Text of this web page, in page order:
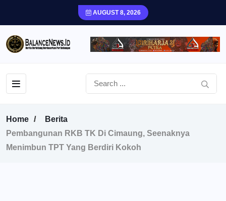
AUGUST 8, 2026
Home
Berita
Pembangunan RKB TK Di Cimaung, Seenaknya
Menimbun TPT Yang Berdiri Kokoh